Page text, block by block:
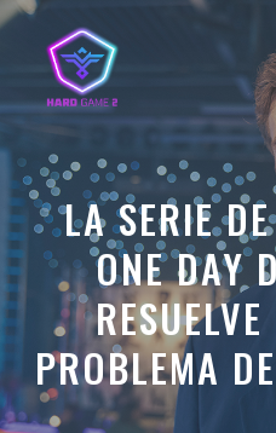
Saltar
contenido
LA SERIE
ONE DAY
PROBLEMA